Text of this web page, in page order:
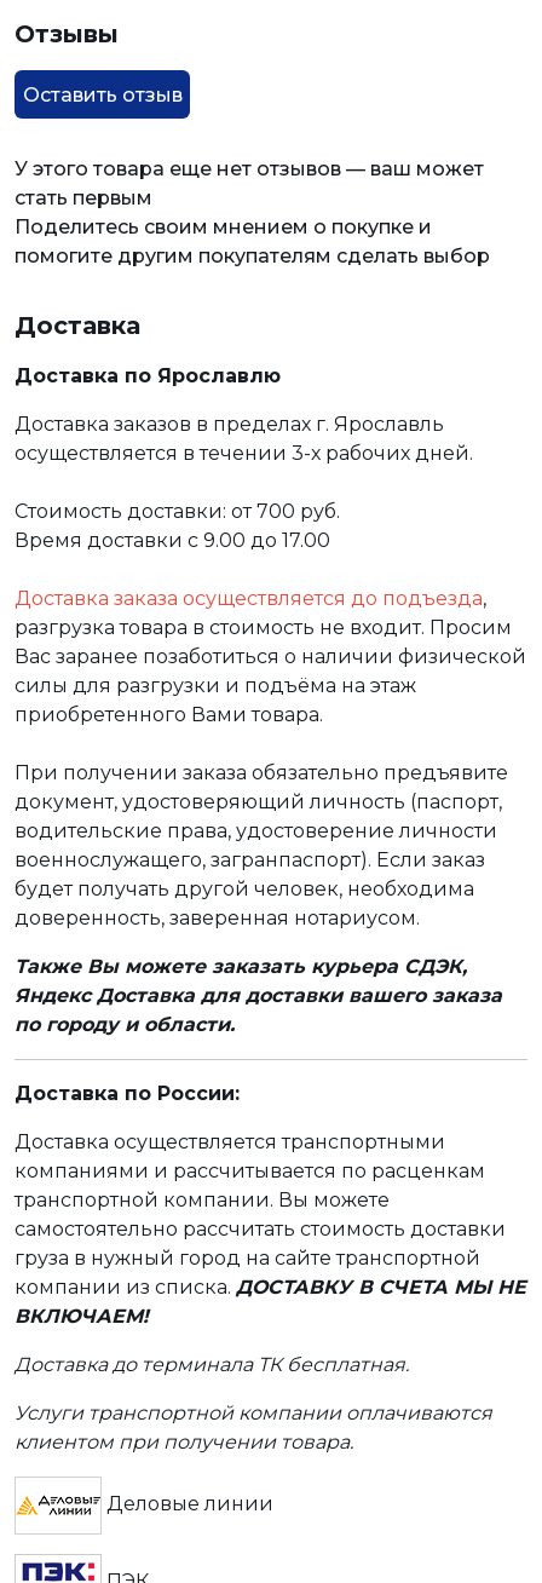
Отзывы
Оставить отзыв
У этого товара еще нет отзывов — ваш может
стать первым
Поделитесь своим мнением о покупке и
помогите другим покупателям сделать выбор
Доставка
Доставка по Ярославлю
Доставка заказов в пределах г. Ярославль
осуществляется в течении 3-х рабочих дней.
Стоимость доставки: от 700 руб.
Время доставки с 9.00 до 17.00
Доставка заказа осуществляется до подъезда,
разгрузка товара в стоимость не входит. Просим
Вас заранее позаботиться о наличии физической
силы для разгрузки и подъёма на этаж
приобретенного Вами товара.
При получении заказа обязательно предъявите
документ, удостоверяющий личность (паспорт,
водительские права, удостоверение личности
военнослужащего, загранпаспорт). Если заказ
будет получать другой человек, необходима
доверенность, заверенная нотариусом.
Также Вы можете заказать курьера СДЭК,
Яндекс Доставка для доставки вашего заказа
по городу и области.
Доставка по России:
Доставка осуществляется транспортными
компаниями и рассчитывается по расценкам
транспортной компании. Вы можете
самостоятельно рассчитать стоимость доставки
груза в нужный город на сайте транспортной
компании из списка. ДОСТАВКУ В СЧЕТА МЫ НЕ
ВКЛЮЧАЕМ!
Доставка до терминала ТК бесплатная.
Услуги транспортной компании оплачиваются
клиентом при получении товара.
Деловые линии